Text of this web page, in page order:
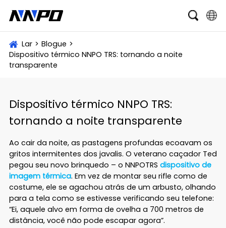
Français
Italiano
Português
Brasil
Русский
slovenský
Español
Lar > Blogue >
Dispositivo térmico NNPO TRS: tornando a noite
transparente
Dispositivo térmico NNPO TRS:
tornando a noite transparente
Ao cair da noite, as pastagens profundas ecoavam os
gritos intermitentes dos javalis. O veterano caçador Ted
pegou seu novo brinquedo – o NNPOTRS dispositivo de
imagem térmica. Em vez de montar seu rifle como de
costume, ele se agachou atrás de um arbusto, olhando
para a tela como se estivesse verificando seu telefone:
“Ei, aquele alvo em forma de ovelha a 700 metros de
distância, você não pode escapar agora”.